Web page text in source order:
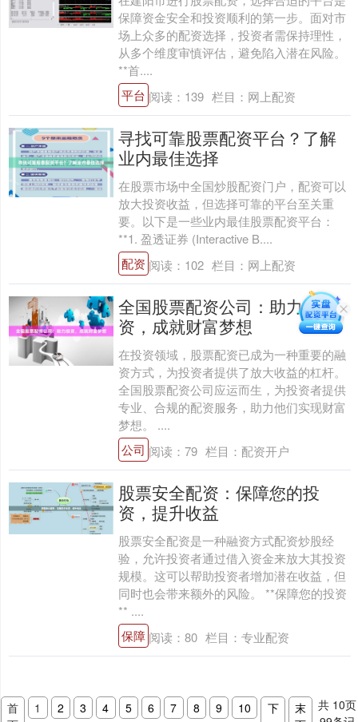
保障资金安全和投资顺利的第一步。面对市
场上众多的配资选择，投资者需保持理性，
从多个维度审慎评估，避免陷入潜在风险。
**首....
平台 阅读： 139 栏目： 网上配资
寻找可靠股票配资平台？了解
业内最佳选择
在股票市场中全国炒股配资门户，配资可以
放大投资收益，但选择可靠的平台至关重
要。以下是一些业内最佳股票配资平台：
**1. 盈透证券 (Interactive B....
配资 阅读： 102 栏目： 网上配资
全国股票配资公司：助力投
资，成就财富梦想
在投资领域，股票配资已成为一种重要的融
资方式，为投资者提供了放大收益的杠杆。
全国股票配资公司应运而生，为投资者提供
专业、合规的配资服务，助力他们实现财富
梦想。 ....
公司 阅读： 79 栏目： 配资开户
股票安全配资：保障您的投
资，提升收益
股票安全配资是一种融资方式配资炒股经
验，允许投资者通过借入资金来放大其投资
规模。这可以帮助投资者增加潜在收益，但
同时也会带来额外的风险。 **保障您的投资
** ....
保障 阅读： 80 栏目： 专业配资
首
1 2 3 4 5 6 7 8 9 10
下
末
共 10页